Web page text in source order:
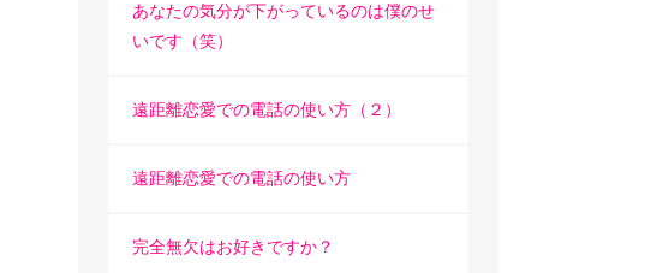
あなたの気分が下がっているのは僕のせ
いです（笑）
遠距離恋愛での電話の使い方（２）
遠距離恋愛での電話の使い方
完全無欠はお好きですか？